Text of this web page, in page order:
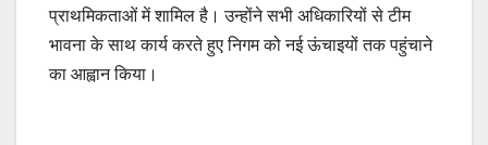
प्राथमिकताओं में शामिल है। उन्होंने सभी अधिकारियों से टीम
भावना के साथ कार्य करते हुए निगम को नई ऊंचाइयों तक पहुंचाने
का आह्वान किया।